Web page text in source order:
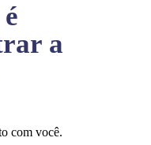
a
com você.